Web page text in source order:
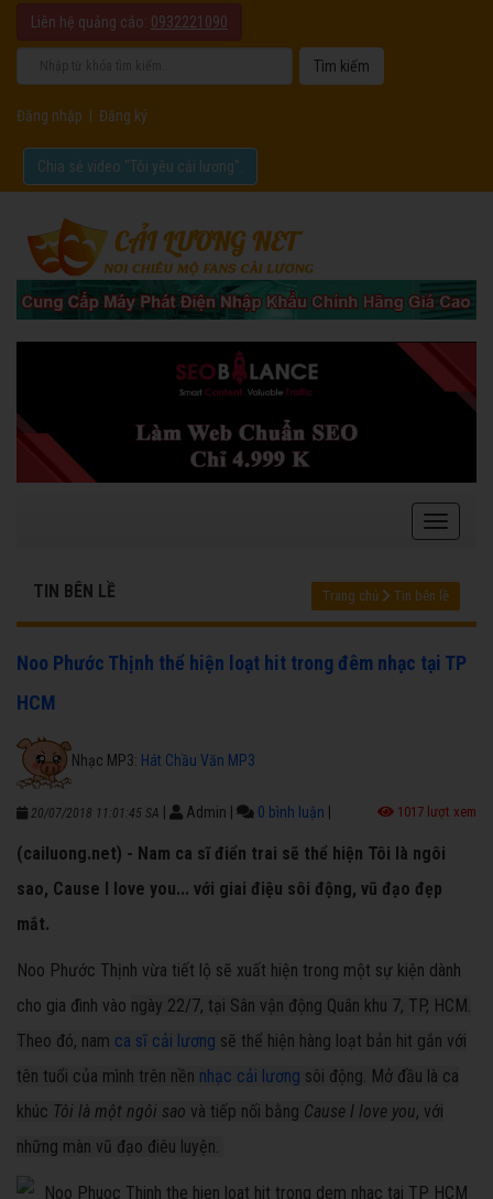
Liên hệ quảng cáo: 0932221090
Đăng nhập Đăng ký
Chia sẻ video "Tôi yêu cải lương".
TIN BÊN LỀ Trang chủ Tin bên lề
Noo Phước Thịnh thể hiện loạt hit trong đêm nhạc tại TP
HCM
Nhạc MP3: Hát Chầu Văn MP3
20/07/2018 11:01:45 SA Admin 0 bình luận 1017 lượt xem
(cailuong.net) - Nam ca sĩ điển trai sẽ thể hiện Tôi là ngôi
sao, Cause I love you... với giai điệu sôi động, vũ đạo đẹp
mắt.
Noo Phước Thịnh vừa tiết lộ sẽ xuất hiện trong một sự kiện dành
cho gia đình vào ngày 22/7, tại Sân vận động Quân khu 7, TP, HCM.
Theo đó, nam ca sĩ cải lương sẽ thể hiện hàng loạt bản hit gắn với
tên tuổi của mình trên nền nhạc cải lương sôi động. Mở đầu là ca
khúc Tôi là một ngôi sao và tiếp nối bằng Cause I love you, với
những màn vũ đạo điêu luyện.